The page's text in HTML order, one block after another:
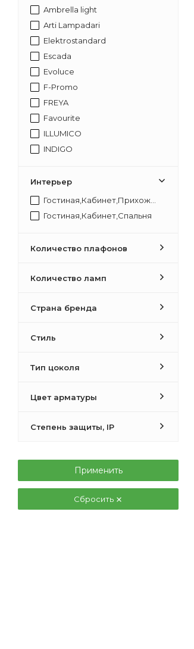
Ambrella light
Arti Lampadari
Elektrostandard
Escada
Evoluce
F-Promo
FREYA
Favourite
ILLUMICO
INDIGO
LOFT IT
Natali Kovaltseva
TK Lighting
iLedex
Vele Luce
Imperiumloft
ST-Luce
Dio D’Arte
L'Arte Luce
Интерьер
Гостиная,Кабинет,Прихожая,Спальня
Гостиная,Кабинет,Спальня
Количество плафонов
Количество ламп
Страна бренда
Стиль
Тип цоколя
Цвет арматуры
Степень защиты, IP
Применить
Сбросить